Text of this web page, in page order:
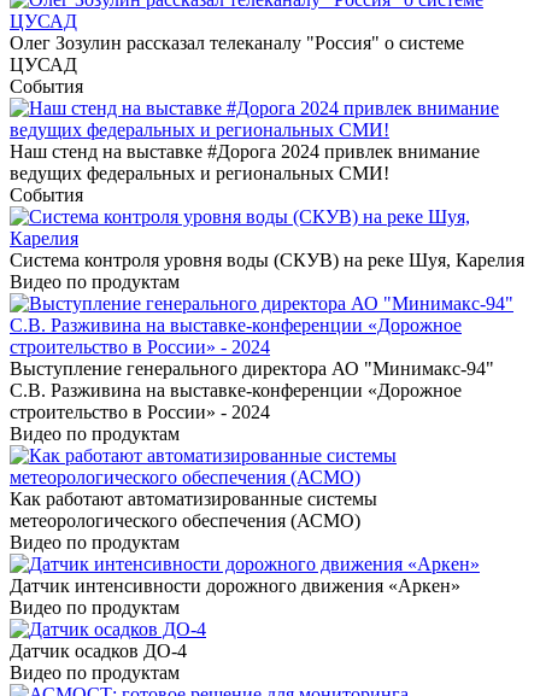
Олег Зозулин рассказал телеканалу "Россия" о системе
ЦУСАД
События
Наш стенд на выставке #Дорога 2024 привлек внимание
ведущих федеральных и региональных СМИ!
События
Система контроля уровня воды (СКУВ) на реке Шуя, Карелия
Видео по продуктам
Выступление генерального директора АО "Минимакс-94"
С.В. Разживина на выставке-конференции «Дорожное
строительство в России» - 2024
Видео по продуктам
Как работают автоматизированные системы
метеорологического обеспечения (АСМО)
Видео по продуктам
Датчик интенсивности дорожного движения «Аркен»
Видео по продуктам
Датчик осадков ДО-4
Видео по продуктам